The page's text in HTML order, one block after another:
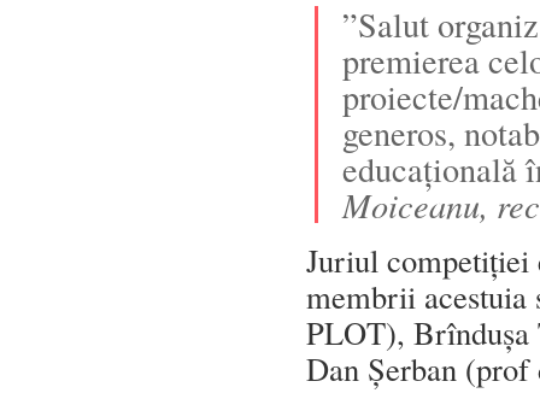
”Salut
premierea
proiecte/
generos,
educațională
Moiceanu,
Juriul competiției
membrii
PLOT), Brîndușa
Dan Șerban